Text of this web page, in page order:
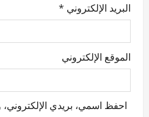
البريد الإلكتروني *
الموقع الإلكتروني
احفظ اسمي، بريدي الإلكتروني،